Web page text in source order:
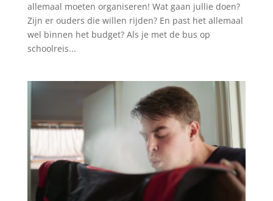
allemaal moeten organiseren! Wat gaan jullie doen?
Zijn er ouders die willen rijden? En past het allemaal
wel binnen het budget? Als je met de bus op
schoolreis...